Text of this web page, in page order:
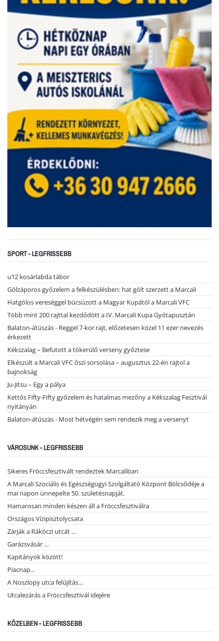
SPORT - LEGFRISSEBB
u12 kosárlabda tábor
Gólzáporos győzelem a felkészülésben: hat gólt szerzett a Marcali
Hatgólos vereséggel búcsúzott a Magyar Kupától a Marcali VFC
Több mint 200 rajttal kezdődött a IV. Marcali Kupa Gyótapusztán
Balaton-átúszás - Reggel 7-kor rajt, előzetesen közel 11 ezer nevezés
érkezett
Kékszalag – Befutott a tókerülő verseny győztese
Elkészült a Marcali VFC őszi sorsolása – augusztus 22-én rajtol a
bajnokság
Ju-Jitsu – Egy a pálya
Kettős Fifty-Fifty győzelem és hatalmas mezőny a Kékszalag Fesztivál
nyitányán
Balaton-átúszás - Most hétvégén sem rendezik meg a versenyt
VÁROSUNK - LEGFRISSEBB
Sikeres Fröccsfesztivált rendeztek Marcaliban
A Marcali Szociális és Egészségügyi Szolgáltató Központ Bölcsődéje a
mai napon ünnepelte 50. születésnapját.
Hamarosan minden készen áll a Fröccsfesztiválra
Országos Vízipisztolycsata
Zárják a Rákóczi utcát …
Garázsvásár …
Kapitányok között!
Piacnap...
A Noszlopy utca felújítás…
Utcalezárás a Fröccsfesztivál idejére
KÖZELBEN - LEGFRISSEBB